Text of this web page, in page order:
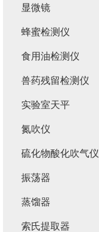
显微镜
蜂蜜检测仪
食用油检测仪
兽药残留检测仪
实验室天平
氮吹仪
硫化物酸化吹气仪
振荡器
蒸馏器
索氏提取器